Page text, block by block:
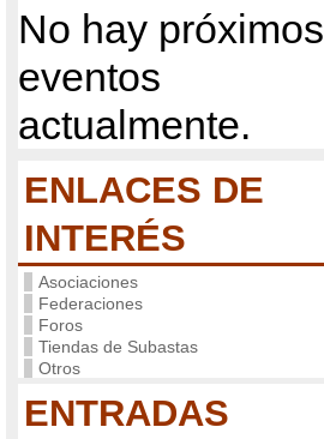
No hay próximos
eventos
actualmente.
ENLACES DE
INTERÉS
Asociaciones
Federaciones
Foros
Tiendas de Subastas
Otros
ENTRADAS